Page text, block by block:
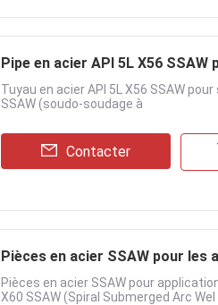
Pipe en acier API 5L X56
Tuyau en acier API 5L X56 SSAW
SSAW (soudo-soudage à
Contacter
Pièces en acier SSAW pour
Pièces en acier SSAW pour
X60 SSAW (Spiral Submerged Arc Wel